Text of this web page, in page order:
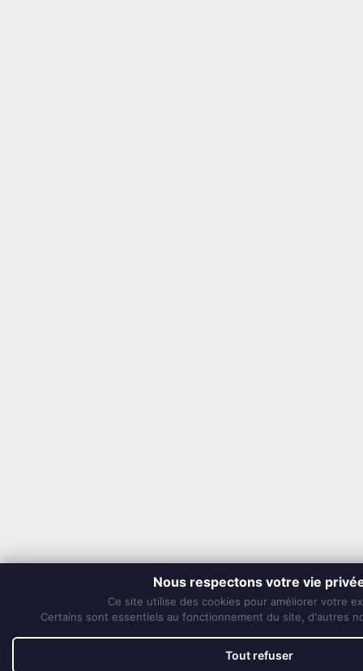
Nous respectons votre vie
Ce site utilise des cookies pour améliorer votre
Certains sont essentiels au fonctionnement du site, d'autres
Tout refuser